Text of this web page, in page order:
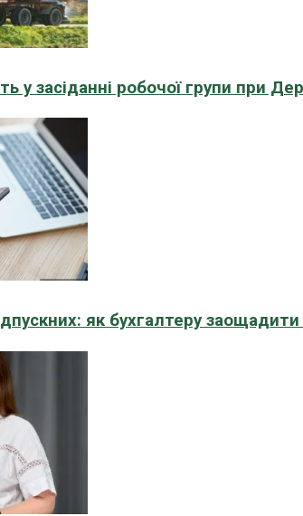
у засіданні робочої групи при
як бухгалтеру заощадити